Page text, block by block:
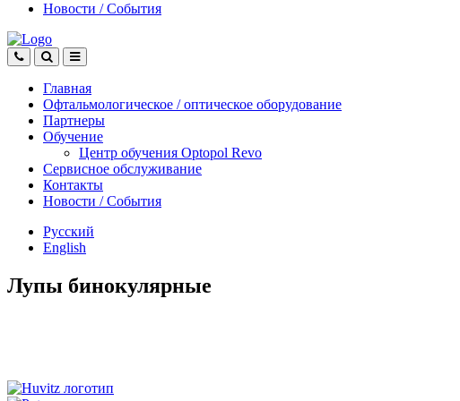
Новости / События
Главная
Офтальмологическое / оптическое оборудование
Партнеры
Обучение
Центр обучения Оptopol Revo
Сервисное обслуживание
Контакты
Новости / События
Русский
English
Лупы бинокулярные